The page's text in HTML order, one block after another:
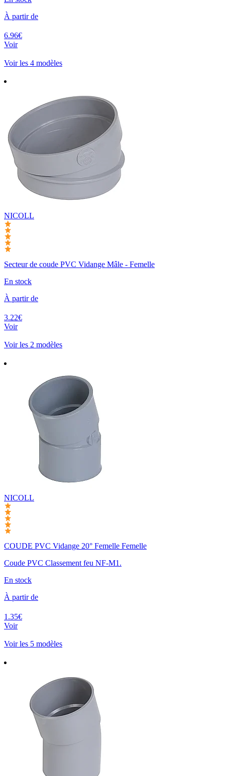
À partir de
6.96€
Voir
Voir les 4 modèles
NICOLL
Secteur de coude PVC Vidange Mâle - Femelle
En stock
À partir de
3.22€
Voir
Voir les 2 modèles
NICOLL
COUDE PVC Vidange 20° Femelle Femelle
Coude PVC Classement feu NF-M1.
En stock
À partir de
1.35€
Voir
Voir les 5 modèles